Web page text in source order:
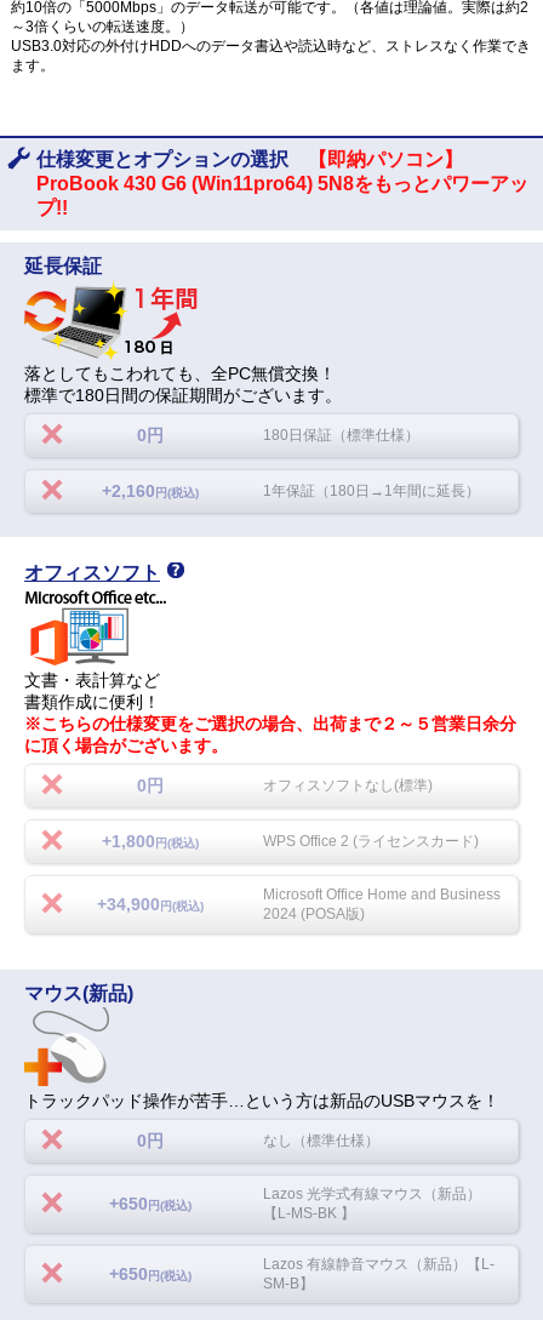
約10倍の「5000Mbps」のデータ転送が可能です。（各値は理論値。実際は約2
～3倍くらいの転送速度。）
USB3.0対応の外付けHDDへのデータ書込や読込時など、ストレスなく作業でき
ます。
仕様変更とオプションの選択
【即納パソコン】
ProBook 430 G6 (Win11pro64) 5N8をもっとパワーアッ
プ!!
延長保証
落としてもこわれても、全PC無償交換！
標準で180日間の保証期間がございます。
0円 180日保証（標準仕様）
+2,160 円(税込) 1年保証（180日→1年間に延長）
オフィスソフト
文書・表計算など
書類作成に便利！
※こちらの仕様変更をご選択の場合、出荷まで２～５営業日余分
に頂く場合がございます。
0円 オフィスソフトなし(標準)
+1,800 円(税込) WPS Office 2 (ライセンスカード)
+34,900 円(税込)
Microsoft Office Home and Business
2024 (POSA版)
マウス(新品)
トラックパッド操作が苦手…という方は新品のUSBマウスを！
0円 なし（標準仕様）
+650 円(税込)
Lazos 光学式有線マウス（新品）
【L-MS-BK 】
+650 円(税込)
Lazos 有線静音マウス（新品）【L-
SM-B】